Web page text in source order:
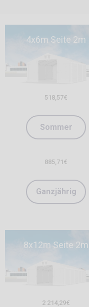
4x6m Seite 2m
518,57€
Sommer
885,71 €
Ganzjährig
8x12m Seite 2m
2 214,29€